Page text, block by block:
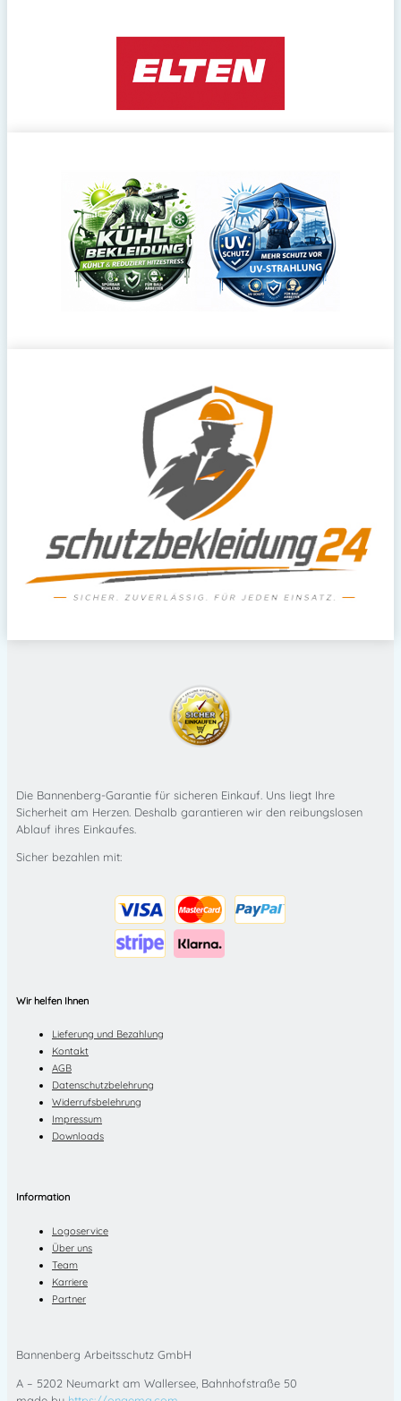
Die Bannenberg-Garantie für sicheren Einkauf. Uns liegt Ihre
Sicherheit am Herzen. Deshalb garantieren wir den reibungslosen
Ablauf ihres Einkaufes.
Sicher bezahlen mit:
Wir helfen Ihnen
Lieferung und Bezahlung
Kontakt
AGB
Datenschutzbelehrung
Widerrufsbelehrung
Impressum
Downloads
Information
Logoservice
Über uns
Team
Karriere
Partner
Bannenberg Arbeitsschutz GmbH
A – 5202 Neumarkt am Wallersee, Bahnhofstraße 50